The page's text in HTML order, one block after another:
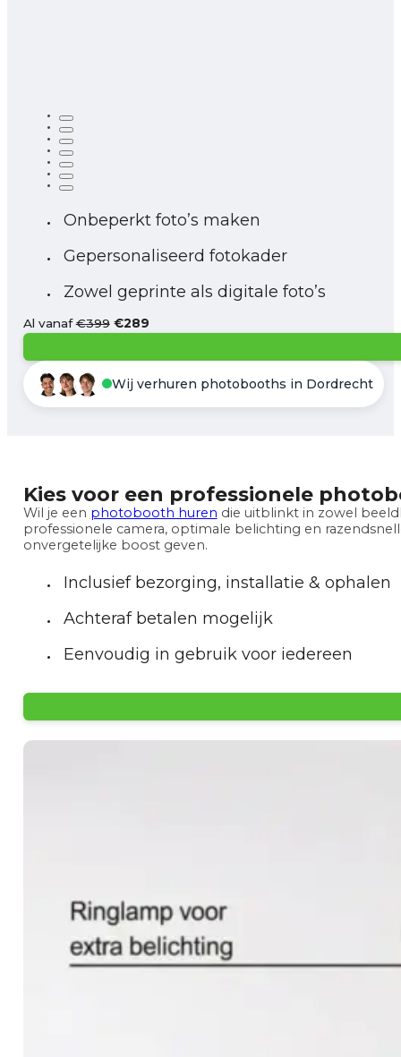
Onbeperkt foto’s maken
Gepersonaliseerd fotokader
Zowel geprinte als digitale foto’s
Al vanaf€399 €289
Wij verhuren photobooths in Dordrecht
Kies voor een professionele
Wil je een photobooth huren die uitblinkt in zowel
professionele camera, optimale belichting en
onvergetelijke boost geven.
Inclusief bezorging, installatie & ophalen
Achteraf betalen mogelijk
Eenvoudig in gebruik voor iedereen